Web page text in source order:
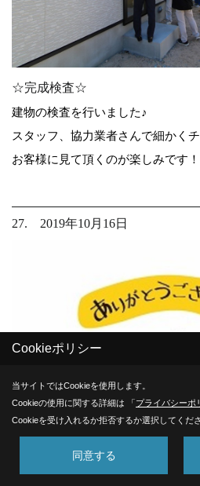
☆完成検査☆
建物の検査を行いました♪
スタッフ、協力業者さんで細かく
お客様に見て頂くのが楽しみです！
27. 2019年10月16日
Cookieポリシー
当サイトではCookieを使用します。
Cookieの使用に関する詳細は 「プライバシーポ
Cookieを受け入れるか拒否するか選択してくださ
同意する